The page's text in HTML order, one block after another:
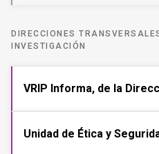
DIRECCIONES
INVESTIGACIÓN
VRIP Informa, de la
Unidad de Ética y